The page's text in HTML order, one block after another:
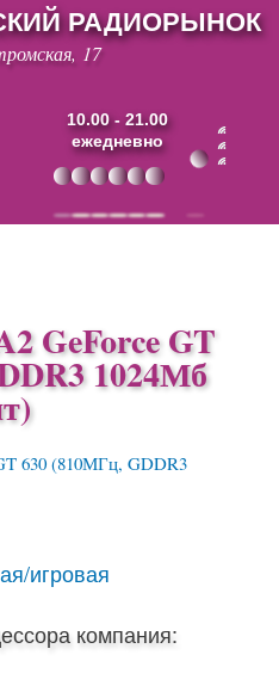
РАДИОРЫНОК
17
10.00 - 21.00
ежедневно
GeForce GT
1024Мб
игровая
компания: